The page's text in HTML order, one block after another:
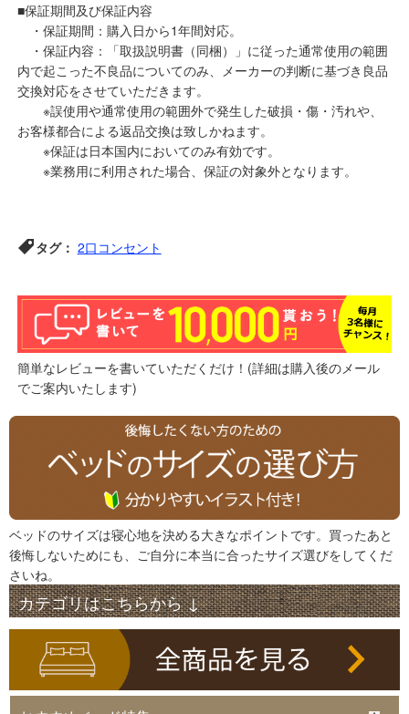
■保証期間及び保証内容
・保証期間：購入日から1年間対応。
・保証内容：「取扱説明書（同梱）」に従った通常使用の範囲
内で起こった不良品についてのみ、メーカーの判断に基づき良品
交換対応をさせていただきます。
※誤使用や通常使用の範囲外で発生した破損・傷・汚れや、
お客様都合による返品交換は致しかねます。
※保証は日本国内においてのみ有効です。
※業務用に利用された場合、保証の対象外となります。
タグ： 2口コンセント
簡単なレビューを書いていただくだけ！(詳細は購入後のメール
でご案内いたします)
ベッドのサイズは寝心地を決める大きなポイントです。買ったあと
後悔しないためにも、ご自分に本当に合ったサイズ選びをしてくだ
さいね。
カテゴリはこちらから ↓